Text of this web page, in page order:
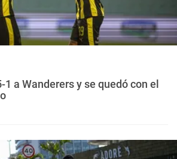
1 a Wanderers y se quedó con el